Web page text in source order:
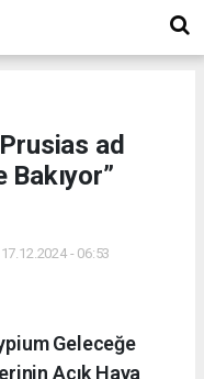
ad
Bakıyor”
- 06:53
Geleceğe
Açık Hava